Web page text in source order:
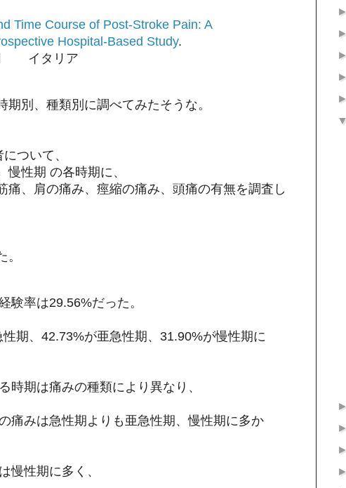
Time Course of Post-Stroke Pain: A
Hospital-Based Study.
イタリア
期別、種類別に調べてみたそうな。
ついて、
慢性期 の各時期に、
痛、肩の痛み、痙縮の痛み、頭痛の有無を調査し
験率は29.56%だった。
性期、42.73%が亜急性期、31.90%が慢性期に
時期は痛みの種類により異なり、
痛みは急性期よりも亜急性期、慢性期に多か
慢性期に多く、